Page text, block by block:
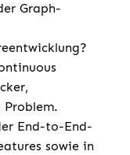
Graph-
End-to-End-
sowie in